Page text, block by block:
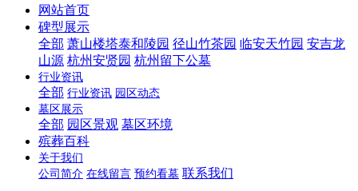
网站首页
碑型展示
全部 萧山楼塔泰和陵园 径山竹茶园 临安天竹园 安吉龙
山源 杭州安贤园 杭州留下公墓
行业资讯
全部 行业资讯 园区动态
墓区展示
全部 园区景观 墓区环境
殡葬百科
关于我们
公司简介 在线留言 预约看墓 联系我们